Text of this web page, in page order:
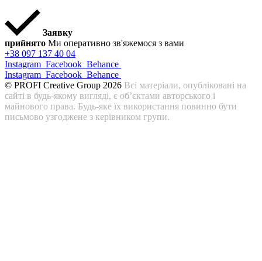
Заявку
прийнято Ми оперативно зв'яжемося з вами
+38 097 137 40 04
Instagram Facebook Behance
Instagram Facebook Behance
© PROFI Creative Group 2026 Всі матеріали, опубліковані на
сайті в будь-якому вигляді, є об’єктами авторського і
майнового права. Будь-яке їх використання повинно бути
письмово узгоджене з керівником групи.